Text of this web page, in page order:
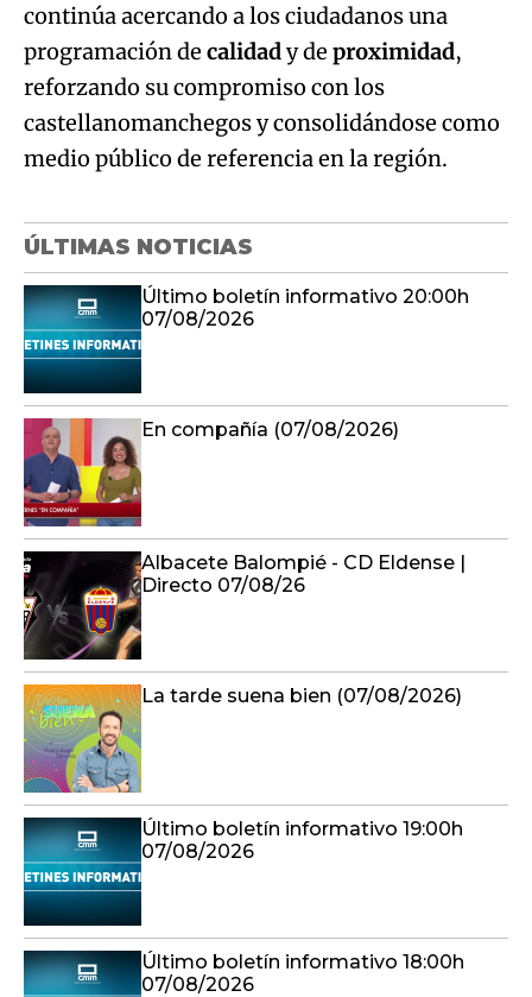
continúa acercando a los ciudadanos una
programación de calidady de proximidad,
reforzando su compromiso con los
castellanomanchegos y consolidándose como
medio público de referencia en la región.
ÚLTIMAS NOTICIAS
Último boletín informativo 20:00h
07/08/2026
En compañía (07/08/2026)
Albacete Balompié - CD Eldense |
Directo 07/08/26
La tarde suena bien (07/08/2026)
Último boletín informativo 19:00h
07/08/2026
Último boletín informativo 18:00h
07/08/2026